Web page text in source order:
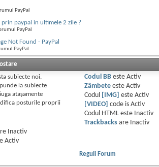
PayPal
paypal in ultimele 2 zile ?
PayPal
Not Found - PayPal
PayPal
subiecte noi.
la subiecte
ataşamente
posturile proprii
Codul BBeste Activ
Zâmbeteeste Activ
Codul
[IMG] este Activ
[VIDEO] code is Activ
Codul HTML este
Inactiv
Trackbacksare
Inactiv
Inactiv
Activ
Reguli Forum